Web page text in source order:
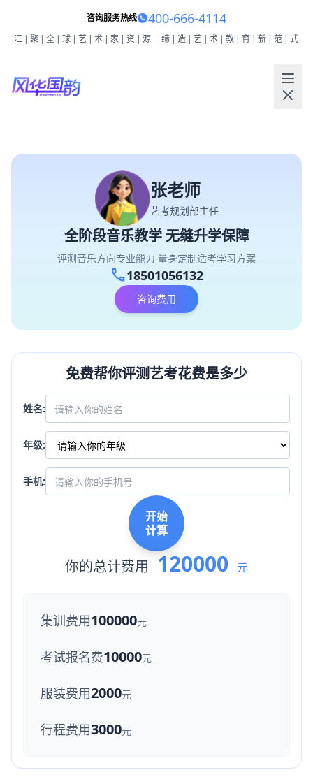
咨询服务热线 400-666-4114
汇|聚|全|球|艺|术|家|资|源 缔|造|艺|术|教|育|新|范|式
张老师
艺考规划部主任
全阶段音乐教学 无缝升学保障
评测音乐方向专业能力 量身定制适考学习方案
call18501056132
咨询费用
免费帮你评测艺考花费是多少
姓名:
年级:
手机:
开始
计算
你的总计费用 120000 元
集训费用100000元
考试报名费10000元
服装费用2000元
行程费用3000元